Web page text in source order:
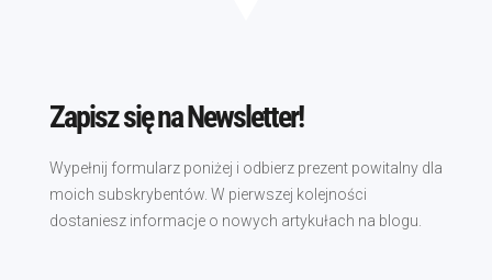
Zapisz się na Newsletter!
Wypełnij formularz poniżej i odbierz prezent powitalny dla
moich subskrybentów. W pierwszej kolejności
dostaniesz informacje o nowych artykułach na blogu.